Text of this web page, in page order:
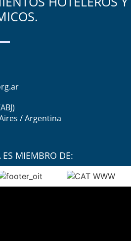
/ Argentina
ES MIEMBRO DE: